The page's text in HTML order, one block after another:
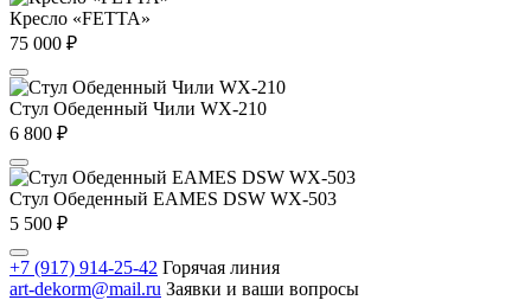
Кресло «FETTA»
75 000 ₽
Стул Обеденный Чили WX-210
6 800 ₽
Стул Обеденный EAMES DSW WX-503
5 500 ₽
+7 (917) 914-25-42 Горячая линия
art-dekorm@mail.ru Заявки и ваши вопросы